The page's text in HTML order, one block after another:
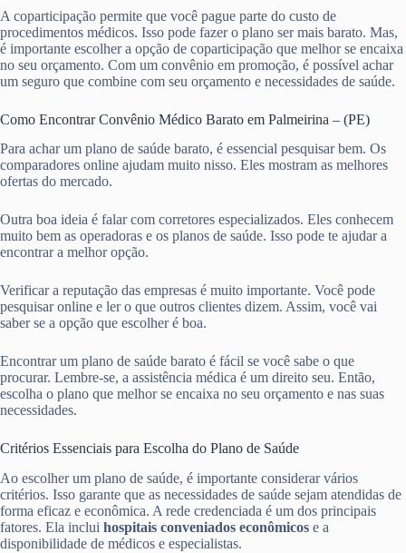
A coparticipação permite que você pague parte do custo de
procedimentos médicos. Isso pode fazer o plano ser mais barato. Mas,
é importante escolher a opção de coparticipação que melhor se encaixa
no seu orçamento. Com um convênio em promoção, é possível achar
um seguro que combine com seu orçamento e necessidades de saúde.
Como Encontrar Convênio Médico Barato em Palmeirina – (PE)
Para achar um plano de saúde barato, é essencial pesquisar bem. Os
comparadores online ajudam muito nisso. Eles mostram as melhores
ofertas do mercado.
Outra boa ideia é falar com corretores especializados. Eles conhecem
muito bem as operadoras e os planos de saúde. Isso pode te ajudar a
encontrar a melhor opção.
Verificar a reputação das empresas é muito importante. Você pode
pesquisar online e ler o que outros clientes dizem. Assim, você vai
saber se a opção que escolher é boa.
Encontrar um plano de saúde barato é fácil se você sabe o que
procurar. Lembre-se, a assistência médica é um direito seu. Então,
escolha o plano que melhor se encaixa no seu orçamento e nas suas
necessidades.
Critérios Essenciais para Escolha do Plano de Saúde
Ao escolher um plano de saúde, é importante considerar vários
critérios. Isso garante que as necessidades de saúde sejam atendidas de
forma eficaz e econômica. A rede credenciada é um dos principais
fatores. Ela inclui hospitais conveniados econômicos e a
disponibilidade de médicos e especialistas.